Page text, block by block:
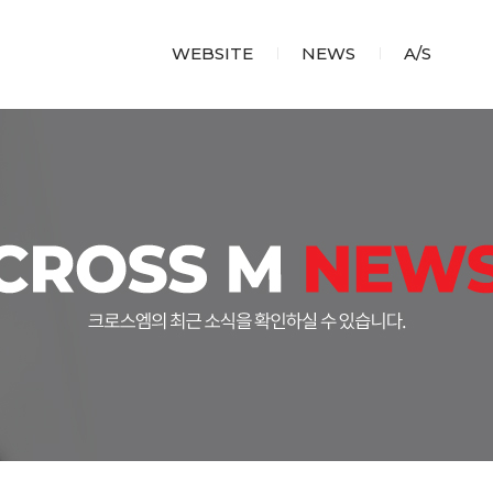
WEBSITE NEWS A/S